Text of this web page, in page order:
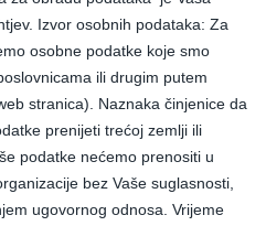
Izvor osobnih podataka: Za
osobne podatke koje smo
ili drugim putem
stranica). Naznaka činjenice da
prenijeti trećoj zemlji ili
podatke nećemo prenositi u
bez Vaše suglasnosti,
ugovornog odnosa. Vrijeme